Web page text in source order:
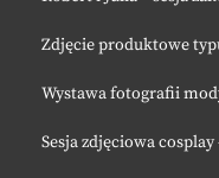
Zdjęcie produktowe
Wystawa fotografii
Sesja zdjęciowa